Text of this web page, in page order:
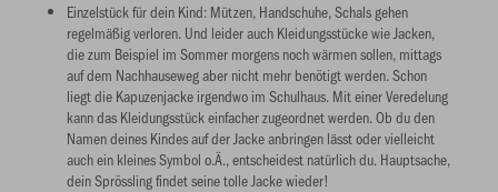
Einzelstück für dein Kind: Mützen, Handschuhe, Schals gehen
regelmäßig verloren. Und leider auch Kleidungsstücke wie Jacken,
die zum Beispiel im Sommer morgens noch wärmen sollen, mittags
auf dem Nachhauseweg aber nicht mehr benötigt werden. Schon
liegt die Kapuzenjacke irgendwo im Schulhaus. Mit einer Veredelung
kann das Kleidungsstück einfacher zugeordnet werden. Ob du den
Namen deines Kindes auf der Jacke anbringen lässt oder vielleicht
auch ein kleines Symbol o.Ä., entscheidest natürlich du. Hauptsache,
dein Sprössling findet seine tolle Jacke wieder!